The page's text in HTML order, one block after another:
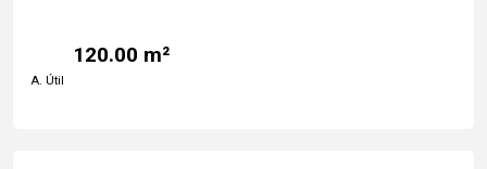
120.00 m²
A. Útil